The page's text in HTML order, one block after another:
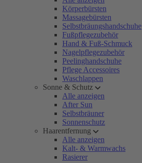
Körperbürsten
Massagebürsten
Selbstbräungshandschuhe
Fußpflegezubehör
Hand & Fuß-Schmuck
Nagelpflegezubehör
Peelinghandschuhe
Pflege Accessoires
Waschlappen
Sonne & Schutz
Alle anzeigen
After Sun
Selbstbräuner
Sonnenschutz
Haarentfernung
Alle anzeigen
Kalt- & Warmwachs
Rasierer